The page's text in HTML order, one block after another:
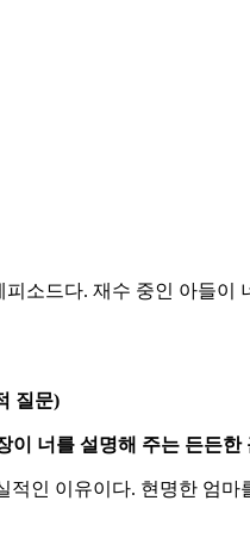
소드다. 재수 중인 아들이
질문)
이 너를 설명해 주는 든든한
인 이유이다. 현명한 엄마